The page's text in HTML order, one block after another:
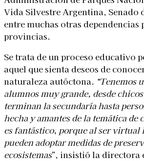
Vida Silvestre Argentina, Senado
entre muchas otras dependencias
provincias.
Se trata de un proceso educativo
aquel que sienta deseos de
naturaleza autóctona. “Tenemos
alumnos muy grande, desde
terminan la secundaría hasta
hecha y amantes de la temática de
es fantástico, porque al ser virtual
pueden adoptar medidas de
ecosistemas”, insistió la directora